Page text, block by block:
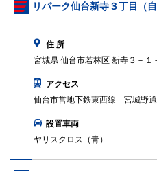
リパーク仙台新寺３丁目（自
住 所
宮城県 仙台市若林区 新寺３－１
アクセス
仙台市営地下鉄東西線「宮城野
設置車両
ヤリスクロス（青）